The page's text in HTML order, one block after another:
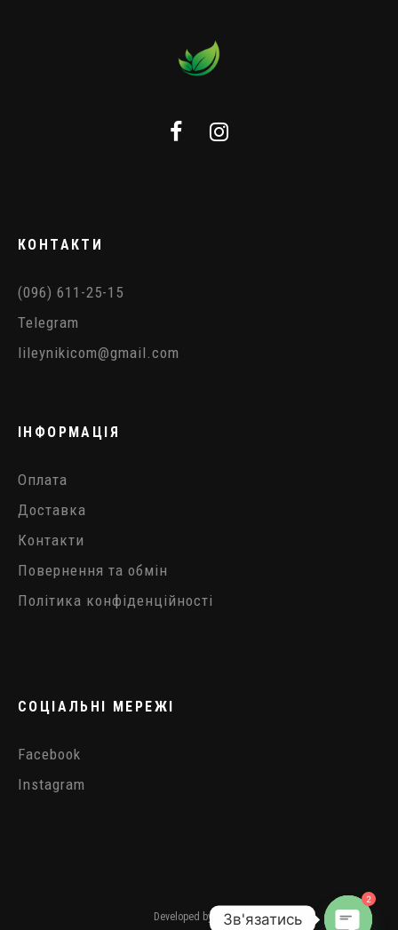
КОНТАКТИ
(096) 611-25-15
Telegram
lileynikicom@gmail.com
ІНФОРМАЦІЯ
Оплата
Доставка
Контакти
Повернення та обмін
Політика конфіденційності
СОЦІАЛЬНІ МЕРЕЖІ
Facebook
Instagram
Developed by Simbo
Зв'язатись
2